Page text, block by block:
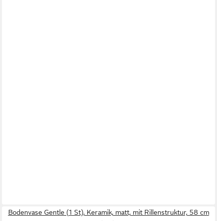
Bodenvase Gentle (1 St), Keramik, matt, mit Rillenstruktur, 58 cm